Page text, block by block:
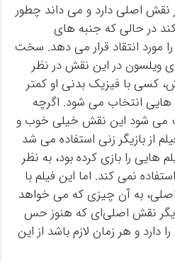
اصلی دارد و می داند چطور
در حالی که جنبه های
مورد انتقاد قرار می دهد. سخت
در این نقش در نظر
کسی با فیزیک بدنی او کمتر
انتخاب می شود. اگرچه
می شود این نقش خیلی خوب و
از بازیگر زنی استفاده می شد
را بازی کرده بود، به نظر
نمی کند. اما این فیلم با
به آن چیزی که می خواهد
نقش اصلی‌ای که هنوز حس
و هر زمان لازم باشد از این